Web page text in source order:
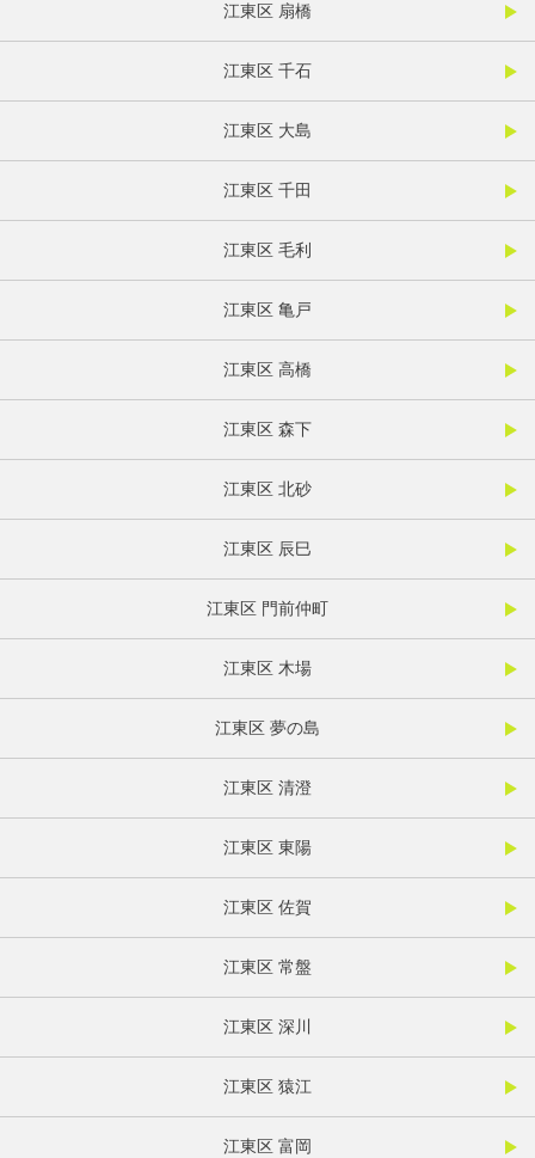
江東区 扇橋
江東区 千石
江東区 大島
江東区 千田
江東区 毛利
江東区 亀戸
江東区 高橋
江東区 森下
江東区 北砂
江東区 辰巳
江東区 門前仲町
江東区 木場
江東区 夢の島
江東区 清澄
江東区 東陽
江東区 佐賀
江東区 常盤
江東区 深川
江東区 猿江
江東区 富岡